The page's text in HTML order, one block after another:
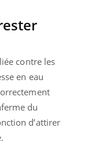
contre les
en eau
du
d’attirer